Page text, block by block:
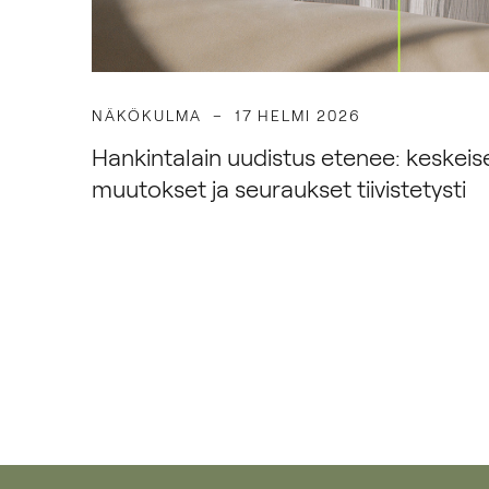
NÄKÖKULMA 17 HELMI 2026
Hankintalain uudistus etenee:
muutokset ja seuraukset tiivistetysti